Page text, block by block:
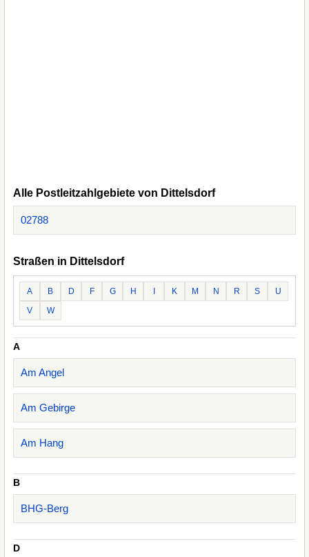
Alle Postleitzahlgebiete von Dittelsdorf
02788
Straßen in Dittelsdorf
A B D F G H K M N R S
U
V
W
A
Am Angel
Am Gebirge
Am Hang
B
BHG-Berg
D